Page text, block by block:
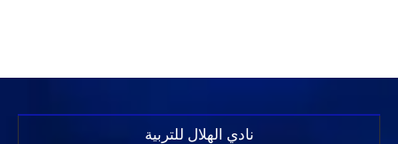
نادي الهلال للتربية